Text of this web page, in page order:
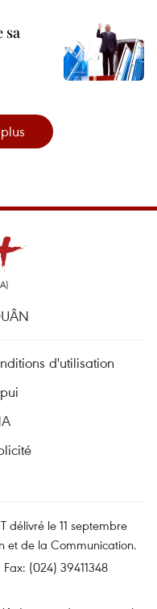
sa
d'utilisation
délivré le 11 septembre
et de la Communication.
(024) 39411348